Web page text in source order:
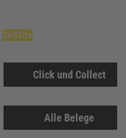
Click und Collect
Alle Belege
SellSite